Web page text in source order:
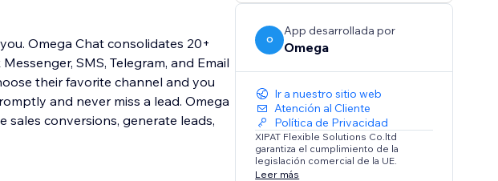
Omega Chat consolidates 20+
SMS, Telegram, and Email
their favorite channel and you
and never miss a lead. Omega
conversions, generate leads,
O
App desarrollada por
Omega
Ir a nuestro sitio web
Atención al Cliente
Política de Privacidad
XIPAT Flexible Solutions Co.ltd
garantiza el cumplimiento de la
legislación comercial de la UE.
Leer más